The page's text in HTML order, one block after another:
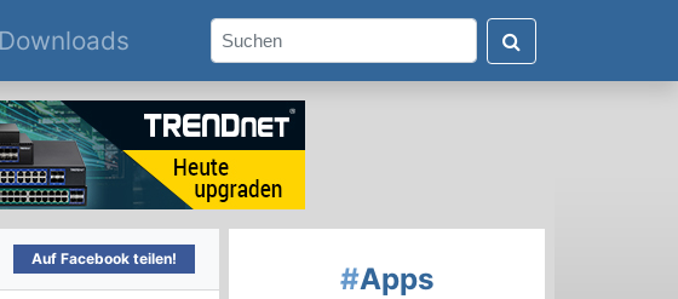
Downloads
Auf Facebook teilen!
#Apps